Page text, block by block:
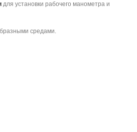
для установки рабочего манометра и
средами.